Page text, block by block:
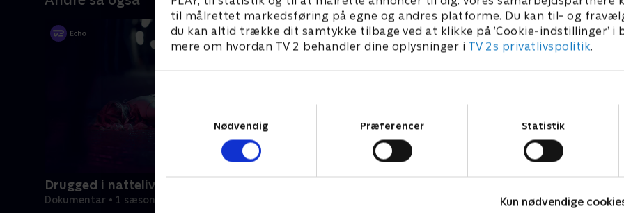
til målrettet markedsføring på egne og andres platforme. Du kan til- og
du kan altid trække dit samtykke tilbage ved at klikke på ’Cookie-indstillinger’ i
mere om hvordan TV 2 behandler dine oplysninger i TV 2s privatlivspolitik.
Nødvendig
Præferencer Statistik
Kun nødvendige
Drugged i nattelivet
Dokumentar • 1 sæsoner